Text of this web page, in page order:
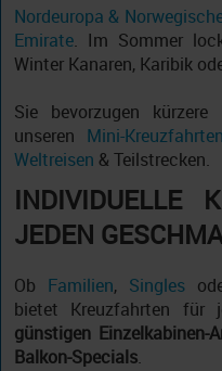
Nordeuropa &
Emirate. Im Sommer
Winter Kanaren, Karibik
Sie bevorzugen
unseren Mini-Kreuzfahrten
Weltreisen & Teilstrecken.
INDIVIDUELLE
JEDEN
Ob Familien, Singles
bietet Kreuzfahrten für
günstigen Einzelkabinen-
Balkon-Specials.